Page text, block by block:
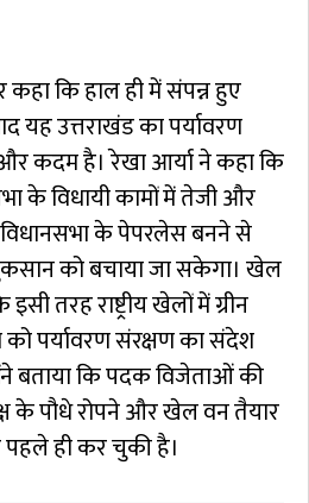
कि हाल ही में संपन्न हुए
यह उत्तराखंड का पर्यावरण
कदम है। रेखा आर्या ने कहा कि
के विधायी कामों में तेजी और
के पेपरलेस बनने से
को बचाया जा सकेगा। खेल
तरह राष्ट्रीय खेलों में ग्रीन
पर्यावरण संरक्षण का संदेश
बताया कि पदक विजेताओं की
के पौधे रोपने और खेल वन तैयार
ही कर चुकी है।